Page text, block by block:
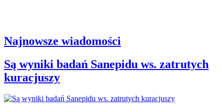
Najnowsze wiadomości
Są wyniki badań Sanepidu ws. zatrutych
kuracjuszy